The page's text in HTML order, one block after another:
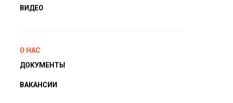
ВИДЕО
О НАС
ДОКУМЕНТЫ
ВАКАНСИИ